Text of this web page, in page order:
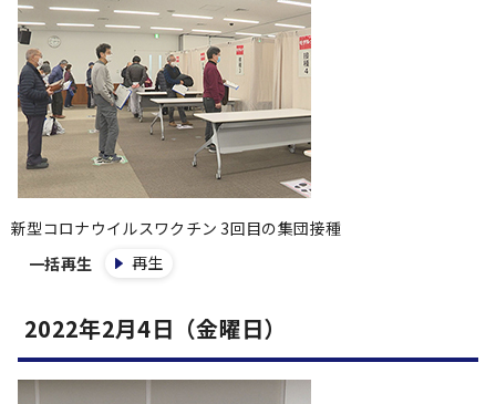
新型コロナウイルスワクチン 3回目の集団接種
一括再生
再生
2022年2月4日（金曜日）